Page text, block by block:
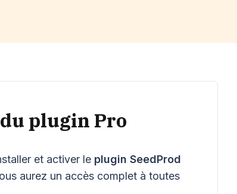
plugin Pro
et activer le plugin SeedProd
aurez un accès complet à toutes